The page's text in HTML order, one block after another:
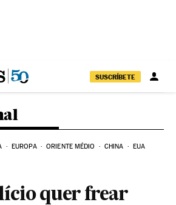
SUSCRÍBETE
EUROPA ORIENTE MÉDIO CHINA EUA
quer frear